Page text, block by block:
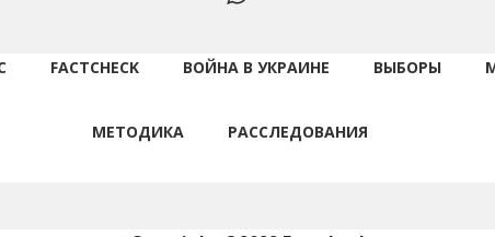
FACTCHECK ВОЙНА В УКРАИНЕ ВЫБОРЫ
МЕТОДИКА РАССЛЕДОВАНИЯ